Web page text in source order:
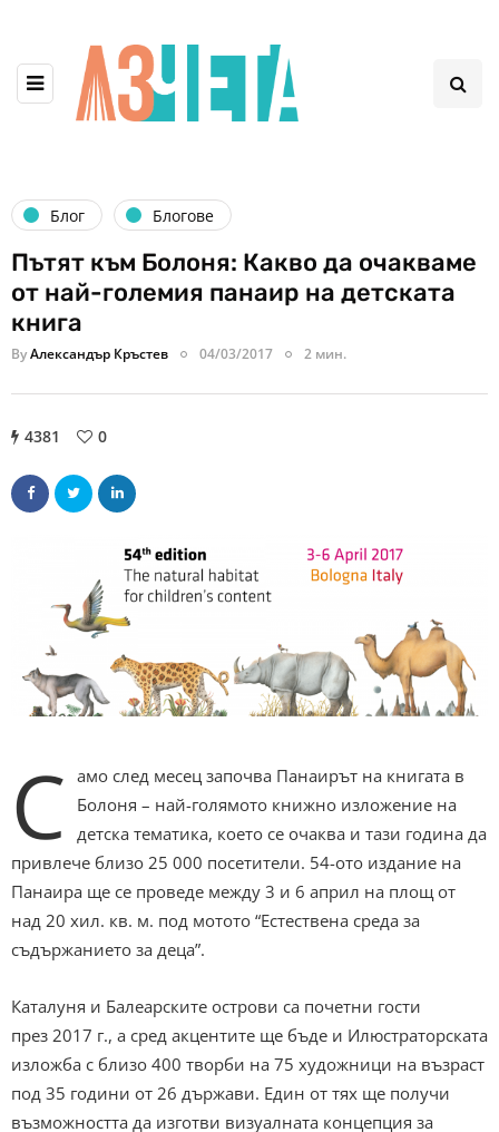
Блог Блогове
Пътят към Болоня: Какво да очакваме
от най-големия панаир на детската
книга
ByАлександър Кръстев 04/03/2017 2 мин.
4381 0
С амо след месец започва Панаирът на книгата в
Болоня – най-голямото книжно изложение на
детска тематика, което се очаква и тази година да
привлече близо 25 000 посетители. 54-ото издание на
Панаира ще се проведе между 3 и 6 април на площ от
над 20 хил. кв. м. под мотото “Естествена среда за
съдържанието за деца”.
Каталуня и Балеарските острови са почетни гости
през 2017 г., а сред акцентите ще бъде и Илюстраторската
изложба с близо 400 творби на 75 художници на възраст
под 35 години от 26 държави. Един от тях ще получи
възможността да изготви визуалната концепция за